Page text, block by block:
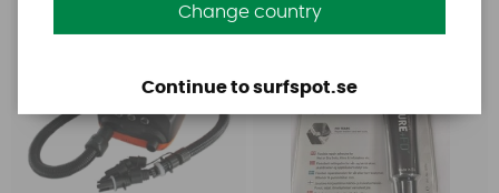
Change country
Continue to surfspot.se